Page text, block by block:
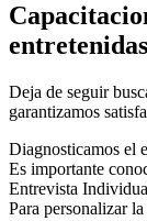
Deja de seguir
garantizamos
Diagnosticamos el
Es importante
Entrevista
Para personalizar